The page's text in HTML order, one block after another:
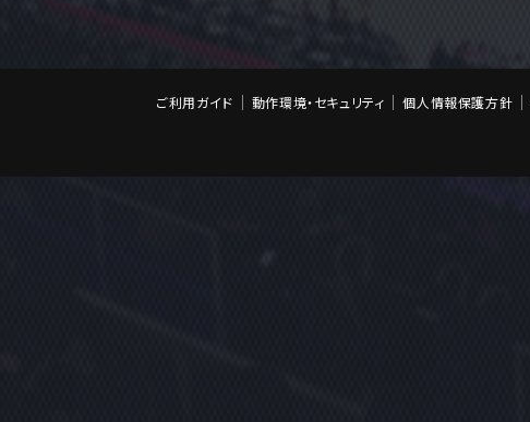
ご利用ガイド 動作環境・セキュリティ 個人情報保護方針